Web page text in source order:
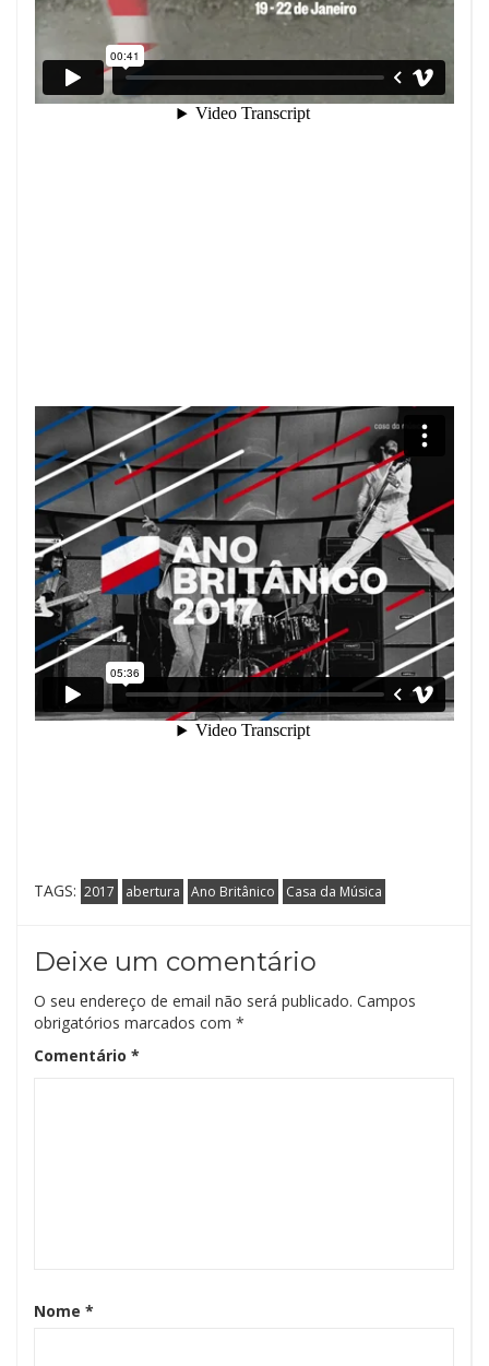
TAGS: 2017 abertura Ano Britânico Casa da Música
Deixe um comentário
O seu endereço de email não será publicado. Campos
obrigatórios marcados com *
Comentário *
Nome *